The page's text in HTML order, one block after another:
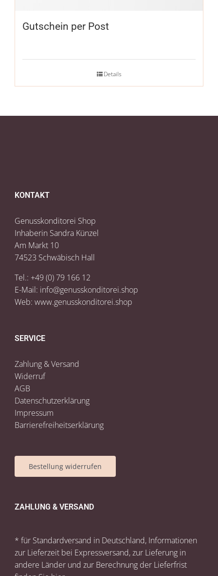
Gutschein per Post
Details
KONTAKT
Genusskonditorei Shop
Inhaberin Sandra Künzel
Am Markt 10
74523 Schwäbisch Hall
Tel.: +49 (0) 79 166 12
E-Mail: info@genusskonditorei.shop
Web: www.genusskonditorei.shop
SERVICE
Zahlung & Versand
Widerruf
AGB
Datenschutzerklärung
Impressum
Barrierefreiheitserklärung
Bestellung widerrufen
ZAHLUNG & VERSAND
* für Standardversand in Deutschland, Informationen
zur Lieferzeit bei Expressversand, zur Lieferung in
andere Länder und zur Berechnung der Lieferfrist